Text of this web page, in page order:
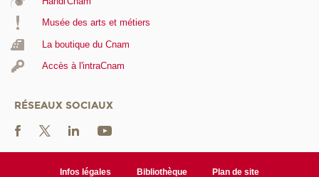
Musée des arts et métiers
La boutique du Cnam
Accès à l'intraCnam
RÉSEAUX SOCIAUX
Infos légales Bibliothèque Plan de site